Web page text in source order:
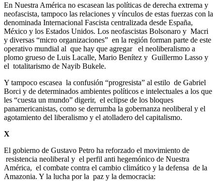
En Nuestra América no escasean las políticas de derecha extrema y
neofascista, tampoco las relaciones y vínculos de estas fuerzas con la
denominada Internacional Fascista centralizada desde España,
México y los Estados Unidos. Los neofascistas Bolsonaro y Macri
y diversas “micro organizaciones” en la región forman parte de este
operativo mundial al que hay que agregar el neoliberalismo a
plomo grueso de Luis Lacalle, Mario Benítez y Guillermo Lasso y
el totalitarismo de Nayib Bukele.
Y tampoco escasea la confusión “progresista” al estilo de Gabriel
Borci y de determinados ambientes políticos e intelectuales a los que
les “cuesta un mundo” digerir, el eclipse de los bloques
panamericanistas, como se derrumba la gobernanza neoliberal y el
agotamiento del liberalismo y el atolladero del capitalismo.
X
El gobierno de Gustavo Petro ha reforzado el movimiento de
resistencia neoliberal y el perfil anti hegemónico de Nuestra
América, el combate contra el cambio climático y la defensa de la
Amazonia. Y la lucha por la paz y la democracia: